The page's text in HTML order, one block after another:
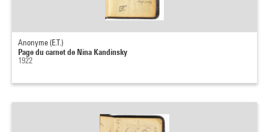
Anonyme (E.T.)
Page du carnet de Nina Kandinsky
1922